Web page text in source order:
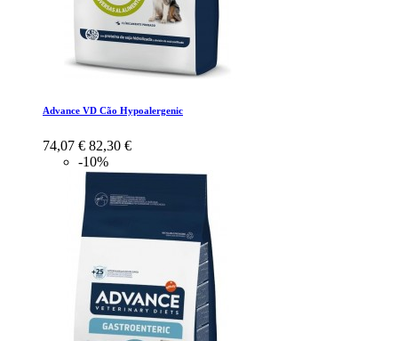
Advance VD Cão Hypoalergenic
74,07 € 82,30 €
-10%